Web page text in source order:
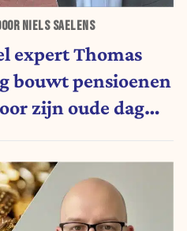
NIELS SAELENS
expert Thomas
bouwt pensioenen
zijn oude dag